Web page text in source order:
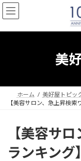
コ
ン
ン
ナ
ビ
ー
美
ホーム 美好屋トピッ
【美容サロン、急上昇検索
【美容サ
ランキング